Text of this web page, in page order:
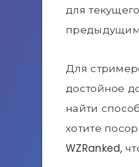
для
Для
достойное
найти
хотите
WZRanked,